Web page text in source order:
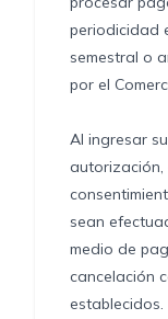
periodicidad
semestral o
por el
Al ingresar
autorización,
sean
medio de
cancelación
establecidos.